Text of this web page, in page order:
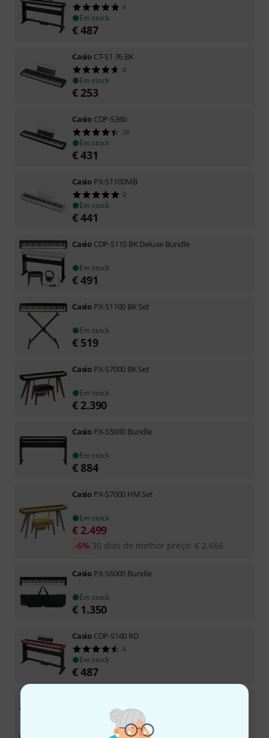
6
Em stock
€487
Casio CT-S1 76 BK
8
Em stock
€ 253
Casio CDP-S360
26
Em stock
€431
Casio PX-S1100MB
3
Em stock
€441
Casio CDP-S110 BK Deluxe Bundle
Em stock
€491
Casio PX-S1100 BK Set
Em stock
€ 519
Casio PX-S7000 BK Set
Em stock
€ 2.390
Casio PX-S5000 Bundle
Em stock
€ 884
Casio PX-S7000 HM Set
Em stock
€ 2.499
30 dias de melhor preço: € 2.666
-6%
Casio PX-S6000 Bundle
Em stock
€ 1.350
Casio CDP-S160 RD
6
Em stock
€487